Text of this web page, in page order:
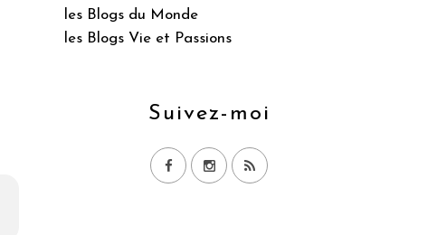
les Blogs du Monde
les Blogs Vie et Passions
Suivez-moi